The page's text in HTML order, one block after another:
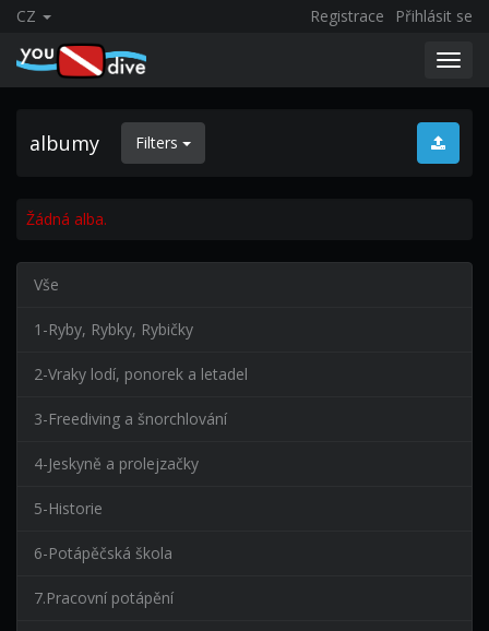
CZ Registrace Přihlásit se
albumy Filters
Žádná alba.
Vše
1-Ryby, Rybky, Rybičky
2-Vraky lodí, ponorek a letadel
3-Freediving a šnorchlování
4-Jeskyně a prolejzačky
5-Historie
6-Potápěčská škola
7.Pracovní potápění